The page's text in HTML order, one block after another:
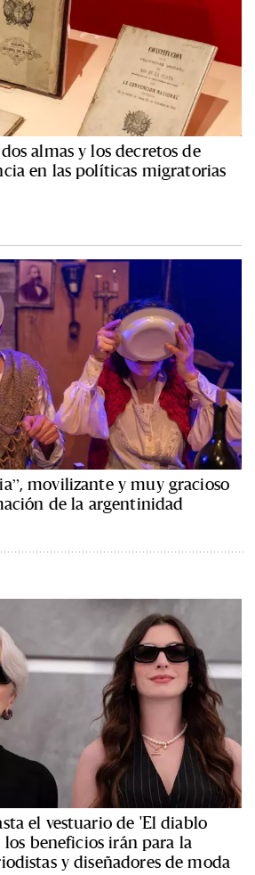
almas y los decretos de
en las políticas migratorias
movilizante y muy gracioso
de la argentinidad
el vestuario de 'El diablo
beneficios irán para la
y diseñadores de moda